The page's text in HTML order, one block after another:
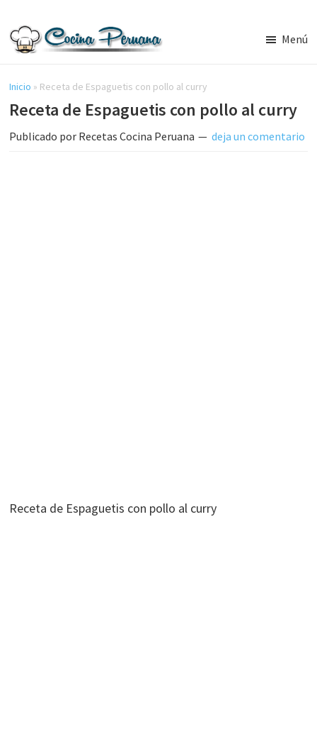
contenido
lateral
principal
Cocina
Peruana,
Recetas
de
Comida
Menú
Inicio » Receta de Espaguetis con pollo al curry
Receta de Espaguetis con pollo al curry
Publicado por Recetas Cocina Peruana deja un comentario
Receta de Espaguetis con pollo al curry